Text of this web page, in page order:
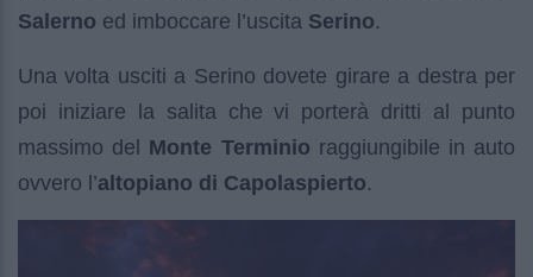
Salerno ed imboccare l’uscita Serino.
Una volta usciti a Serino dovete girare a destra per
poi iniziare la salita che vi porterà dritti al punto
massimo del Monte Terminio raggiungibile in auto
ovvero l’altopiano di Capolaspierto.